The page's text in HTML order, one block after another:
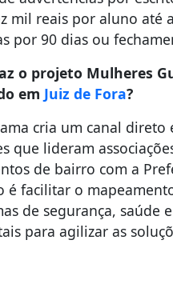
mil reais por aluno até
por 90 dias ou
o projeto Mulheres
em Juiz de Fora?
cria um canal direto
que lideram
de bairro com a
é facilitar o
de segurança, saúde
para agilizar as